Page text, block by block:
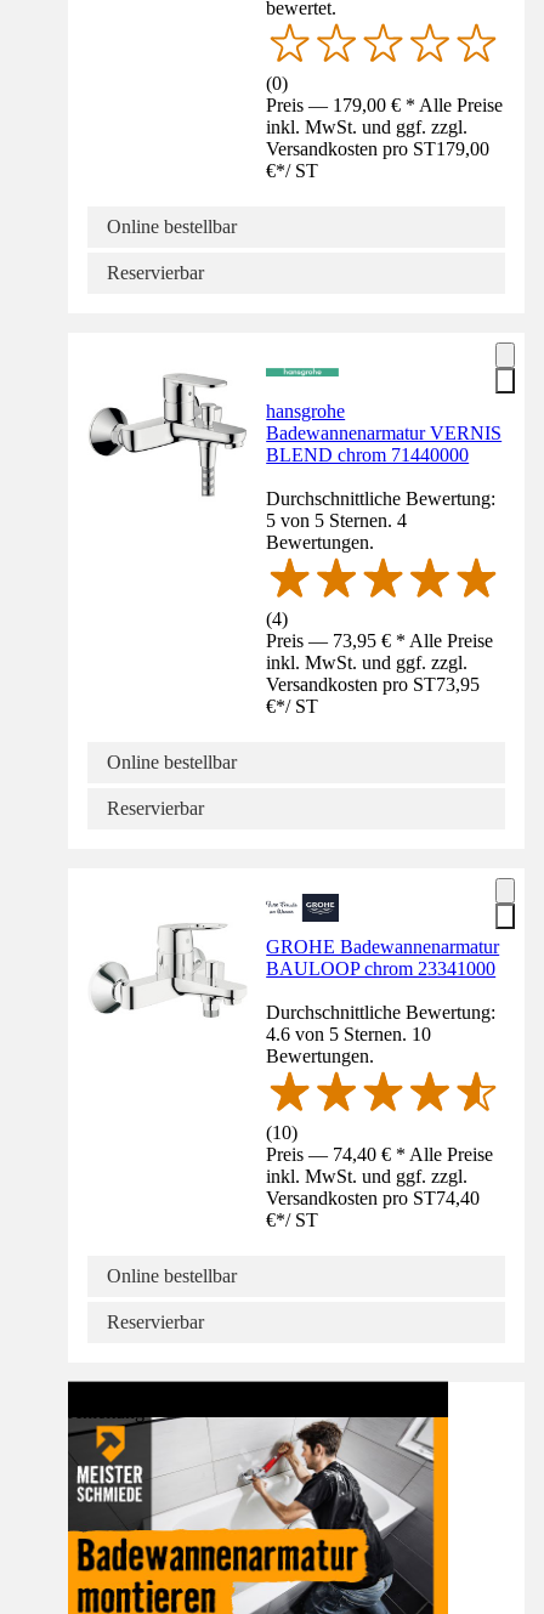
bewertet.
(0)
Preis — 179,00 € * Alle Preise
inkl. MwSt. und ggf. zzgl.
Versandkosten pro ST179,00
€*/ ST
Online bestellbar
Reservierbar
hansgrohe
Badewannenarmatur VERNIS
BLEND chrom 71440000
Durchschnittliche Bewertung:
5 von 5 Sternen. 4
Bewertungen.
(4)
Preis — 73,95 € * Alle Preise
inkl. MwSt. und ggf. zzgl.
Versandkosten pro ST73,95
€*/ ST
Online bestellbar
Reservierbar
GROHE Badewannenarmatur
BAULOOP chrom 23341000
Durchschnittliche Bewertung:
4.6 von 5 Sternen. 10
Bewertungen.
(10)
Preis — 74,40 € * Alle Preise
inkl. MwSt. und ggf. zzgl.
Versandkosten pro ST74,40
€*/ ST
Online bestellbar
Reservierbar